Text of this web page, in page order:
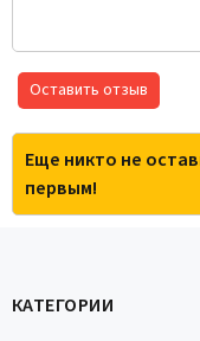
Оставить отзыв
Еще никто не
первым!
КАТЕГОРИИ